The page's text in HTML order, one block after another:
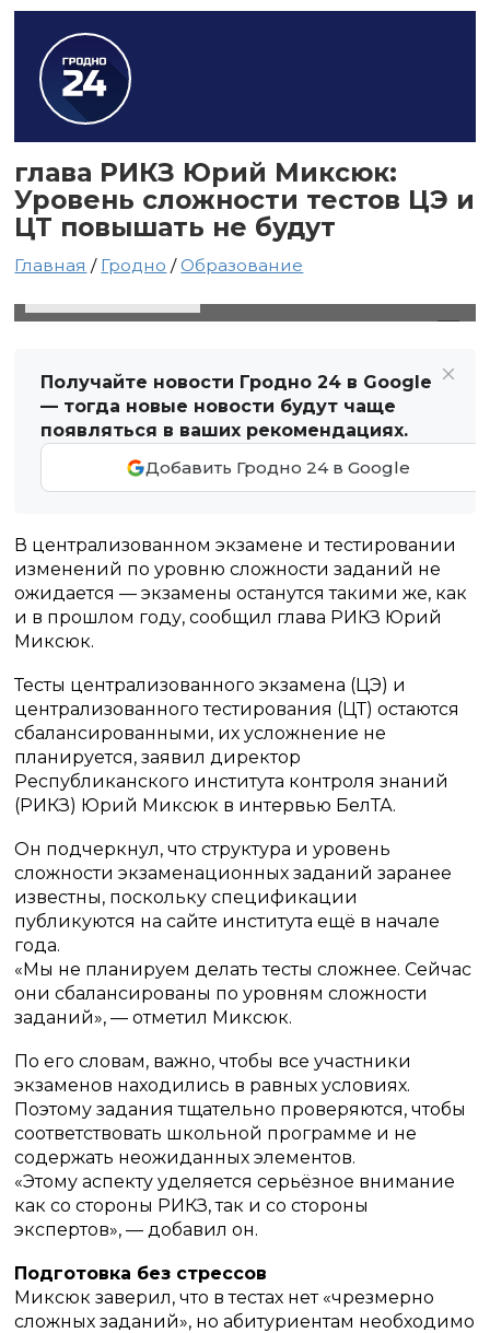
глава РИКЗ Юрий Миксюк:
Уровень сложности тестов ЦЭ и
ЦТ повышать не будут
Главная / Гродно /Образование
Получайте новости Гродно 24 в Google
— тогда новые новости будут чаще
появляться в ваших рекомендациях.
Добавить Гродно 24 в Google
В централизованном экзамене и тестировании
изменений по уровню сложности заданий не
ожидается — экзамены останутся такими же, как
и в прошлом году, сообщил глава РИКЗ Юрий
Миксюк.
Тесты централизованного экзамена (ЦЭ) и
централизованного тестирования (ЦТ) остаются
сбалансированными, их усложнение не
планируется, заявил директор
Республиканского института контроля знаний
(РИКЗ) Юрий Миксюк в интервью БелТА.
Он подчеркнул, что структура и уровень
сложности экзаменационных заданий заранее
известны, поскольку спецификации
публикуются на сайте института ещё в начале
года.
«Мы не планируем делать тесты сложнее. Сейчас
они сбалансированы по уровням сложности
заданий», — отметил Миксюк.
По его словам, важно, чтобы все участники
экзаменов находились в равных условиях.
Поэтому задания тщательно проверяются, чтобы
соответствовать школьной программе и не
содержать неожиданных элементов.
«Этому аспекту уделяется серьёзное внимание
как со стороны РИКЗ, так и со стороны
экспертов», — добавил он.
Подготовка без стрессов
Миксюк заверил, что в тестах нет «чрезмерно
сложных заданий», но абитуриентам необходимо